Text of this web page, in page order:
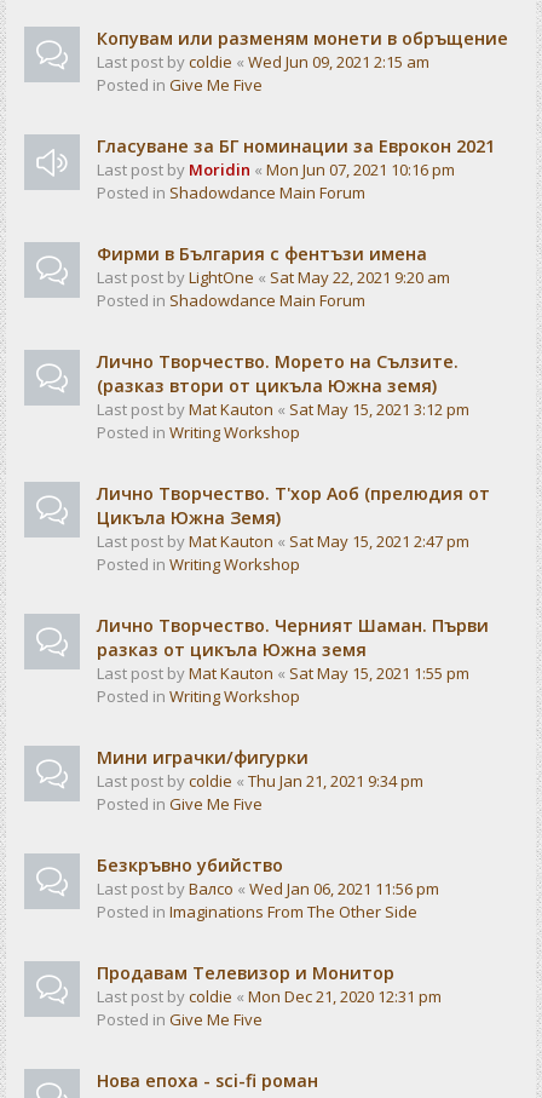
Копувам или разменям монети в обръщение
Last post bycoldie « Wed Jun 09, 2021 2:15 am
Posted in Give Me Five
Гласуване за БГ номинации за Еврокон 2021
Last post by Moridin « Mon Jun 07, 2021 10:16 pm
Posted in Shadowdance Main Forum
Фирми в България с фентъзи имена
Last post byLightOne « Sat May 22, 2021 9:20 am
Posted in Shadowdance Main Forum
Лично Творчество. Морето на Сълзите.
(разказ втори от цикъла Южна земя)
Last post byMat Kauton « Sat May 15, 2021 3:12 pm
Posted in Writing Workshop
Лично Творчество. Т'хор Аоб (прелюдия от
Цикъла Южна Земя)
Last post byMat Kauton « Sat May 15, 2021 2:47 pm
Posted in Writing Workshop
Лично Творчество. Черният Шаман. Първи
разказ от цикъла Южна земя
Last post byMat Kauton « Sat May 15, 2021 1:55 pm
Posted in Writing Workshop
Мини играчки/фигурки
Last post bycoldie « Thu Jan 21, 2021 9:34 pm
Posted in Give Me Five
Безкръвно убийство
Last post byВалсо « Wed Jan 06, 2021 11:56 pm
Posted in Imaginations From The Other Side
Продавам Телевизор и Монитор
Last post bycoldie « Mon Dec 21, 2020 12:31 pm
Posted in Give Me Five
Нова епоха - sci-fi роман